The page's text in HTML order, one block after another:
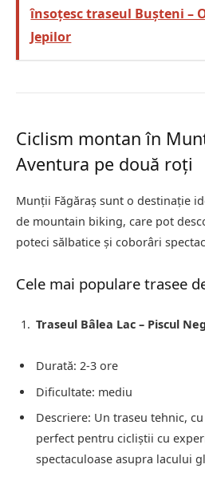
însoțesc traseul Bușteni –
Jepilor
Ciclism montan în
Aventura pe două roți
Munții Făgăraș sunt o destinație
de mountain biking, care pot
poteci sălbatice și coborâri
Cele mai populare trasee
Traseul Bâlea Lac – Piscul
Durată: 2-3 ore
Dificultate: mediu
Descriere: Un traseu tehnic,
perfect pentru cicliștii cu
spectaculoase asupra lacului